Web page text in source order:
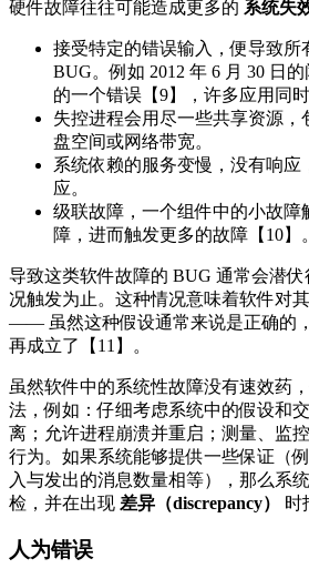
硬件故障往往可能造成更多的 系统失
接受特定的错误输入，便导致所
BUG。例如 2012 年 6 月 30 日
的一个错误【9】，许多应用同时
失控进程会用尽一些共享资源，
盘空间或网络带宽。
系统依赖的服务变慢，没有响应
应。
级联故障，一个组件中的小故障
障，进而触发更多的故障【10】。
导致这类软件故障的 BUG 通常会潜
况触发为止。这种情况意味着软件对
—— 虽然这种假设通常来说是正确的
再成立了【11】。
虽然软件中的系统性故障没有速效药
法，例如：仔细考虑系统中的假设和
离；允许进程崩溃并重启；测量、监
行为。如果系统能够提供一些保证（
入与发出的消息数量相等），那么系
检，并在出现 差异（discrepancy） 时
人为错误